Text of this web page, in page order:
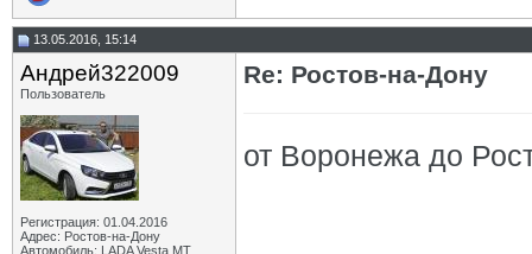
13.05.2016, 15:14
Андрей322009
Пользователь
Регистрация: 01.04.2016
Адрес: Ростов-на-Дону
Автомобиль: LADA Vesta МТ
Re: Ростов-на-Дону
от Воронежа до